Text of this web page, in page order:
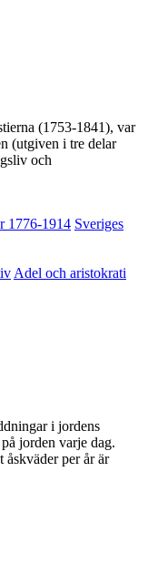
(1753-1841), var
(utgiven i tre delar
och
1776-1914 Sveriges
Adel och aristokrati
i jordens
jorden varje dag.
åskväder per år är